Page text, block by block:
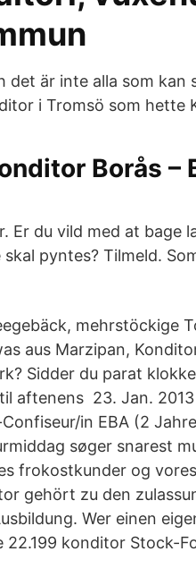
är inte alla som kan
i Tromsö som hette
Borås –
Er du vild med at bage
pyntes? Tilmeld.
mehrstöckige
aus Marzipan,
Sidder du parat
aftenens 23. Jan.
in EBA (2
søger snarest
frokostkunder og
gehört zu den
Wer einen
konditor Stock-